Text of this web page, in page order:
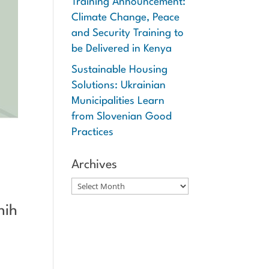
Climate Change, Peace
and Security Training to
be Delivered in Kenya
Sustainable Housing
Solutions: Ukrainian
Municipalities Learn
from Slovenian Good
Practices
Archives
Archives